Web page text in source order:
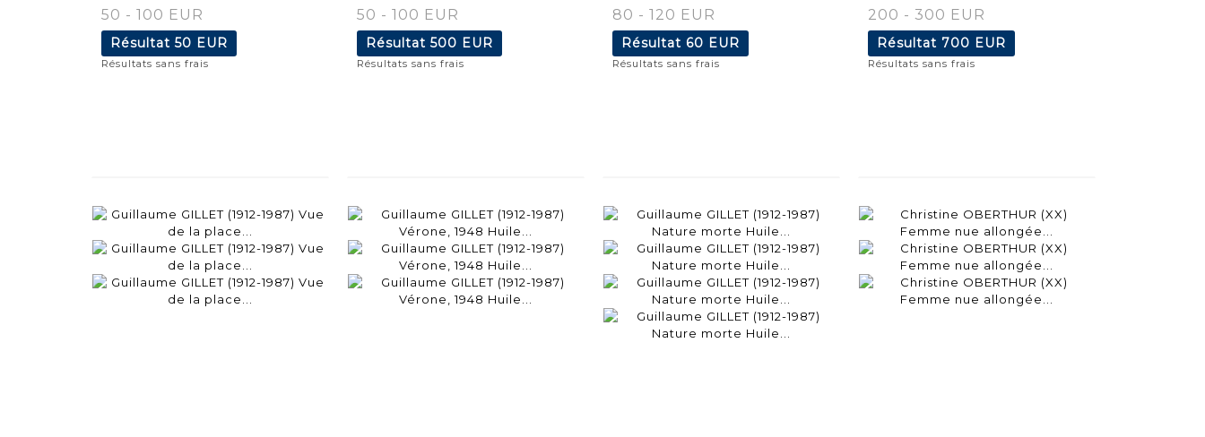
50 - 100 EUR
Résultat 50 EUR
Résultats sans frais
50 - 100 EUR
Résultat 500 EUR
Résultats sans frais
80 - 120 EUR
Résultat 60 EUR
Résultats sans frais
200 - 300 EUR
Résultat 700 EUR
Résultats sans frais